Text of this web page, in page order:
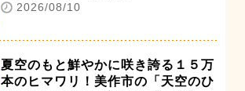
2026/08/10
夏空のもと鮮やかに咲き誇る１５万
本のヒマワリ！美作市の「天空のひ